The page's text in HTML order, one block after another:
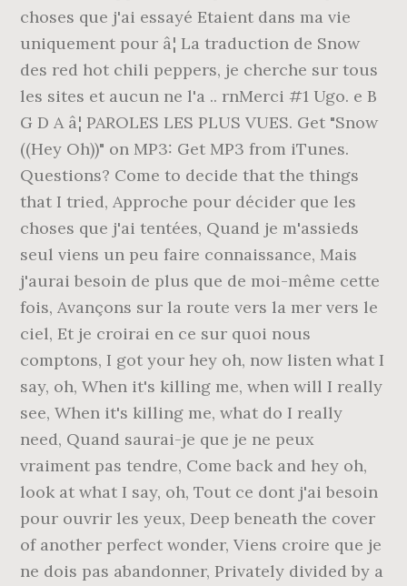
choses que j'ai essayé Etaient dans ma vie
uniquement pour â¦ La traduction de Snow
des red hot chili peppers, je cherche sur tous
les sites et aucun ne l'a .. rnMerci #1 Ugo. e B
G D A â¦ PAROLES LES PLUS VUES. Get "Snow
((Hey Oh))" on MP3: Get MP3 from iTunes.
Questions? Come to decide that the things
that I tried, Approche pour décider que les
choses que j'ai tentées, Quand je m'assieds
seul viens un peu faire connaissance, Mais
j'aurai besoin de plus que de moi-même cette
fois, Avançons sur la route vers la mer vers le
ciel, Et je croirai en ce sur quoi nous
comptons, I got your hey oh, now listen what I
say, oh, When it's killing me, when will I really
see, When it's killing me, what do I really
need, Quand saurai-je que je ne peux
vraiment pas tendre, Come back and hey oh,
look at what I say, oh, Tout ce dont j'ai besoin
pour ouvrir les yeux, Deep beneath the cover
of another perfect wonder, Viens croire que je
ne dois pas abandonner, Privately divided by a